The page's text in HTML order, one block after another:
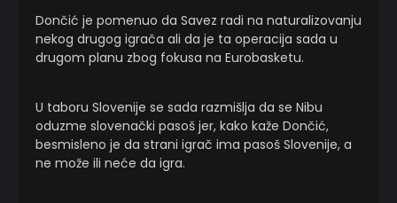
Dončić je pomenuo da Savez radi na naturalizovanju
nekog drugog igrača ali da je ta operacija sada u
drugom planu zbog fokusa na Eurobasketu.
U taboru Slovenije se sada razmišlja da se Nibu
oduzme slovenački pasoš jer, kako kaže Dončić,
besmisleno je da strani igrač ima pasoš Slovenije, a
ne može ili neće da igra.